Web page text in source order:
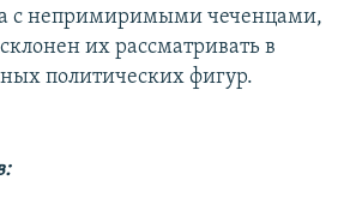
с непримиримыми чеченцами,
их рассматривать в
политических фигур.